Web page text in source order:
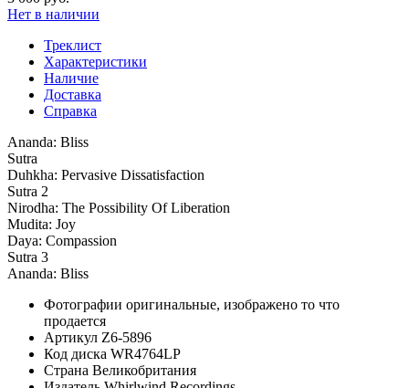
Нет в наличии
Треклист
Характеристики
Наличие
Доставка
Справка
Ananda: Bliss
Sutra
Duhkha: Pervasive Dissatisfaction
Sutra 2
Nirodha: The Possibility Of Liberation
Mudita: Joy
Daya: Compassion
Sutra 3
Ananda: Bliss
Фотографии оригинальные, изображено то что
продается
Артикул Z6-5896
Код диска WR4764LP
Страна Великобритания